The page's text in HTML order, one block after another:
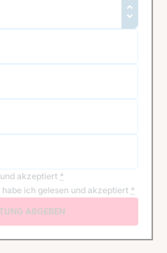
akzeptiert *
habe ich gelesen und akzeptiert *
ABGEBEN